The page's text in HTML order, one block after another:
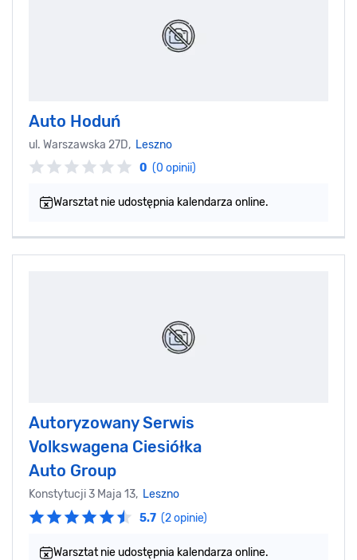
Auto Hoduń
ul. Warszawska 27D, Leszno
0 (0 opinii)
Warsztat nie udostępnia kalendarza online.
Autoryzowany Serwis
Volkswagena Ciesiółka
Auto Group
Konstytucji 3 Maja 13, Leszno
5.7 (2 opinie)
Warsztat nie udostępnia kalendarza online.